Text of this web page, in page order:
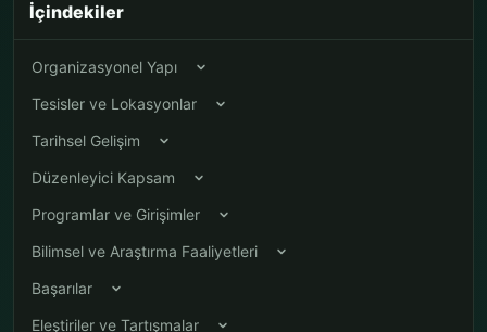
İçindekiler
Organizasyonel Yapı
Tesisler ve Lokasyonlar
Tarihsel Gelişim
Düzenleyici Kapsam
Programlar ve Girişimler
Bilimsel ve Araştırma Faaliyetleri
Başarılar
Eleştiriler ve Tartışmalar